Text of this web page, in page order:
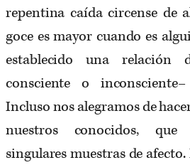
repentina caída circense de
goce es mayor cuando es
establecido una relación
consciente o
Incluso nos alegramos de
nuestros conocidos, que
singulares muestras de afecto.